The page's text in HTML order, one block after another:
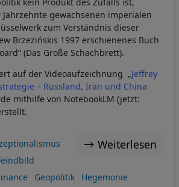
kein Produkt des Zufalls ist,
gewachsenen imperialen
zum Verständnis dieser
Brzezińskis 1997 erschienenes Buch
(Das Große Schachbrett).
auf der Videoaufzeichnung „Jeffrey
– Russland, Iran und China
mithilfe von NotebookLM (jetzt:
Weiterlesen
Geopolitik
Hegemonie